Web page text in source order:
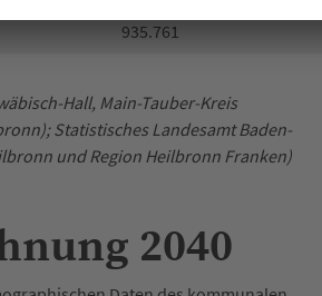
935.761
Hall, Main-Tauber-Kreis
Statistisches Landesamt Baden-
und Region Heilbronn Franken)
2040